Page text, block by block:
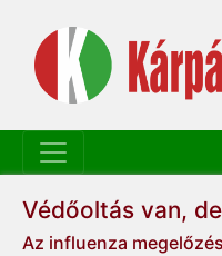
Védőoltás van,
Az influenza